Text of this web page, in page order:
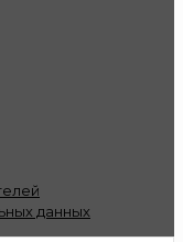
данных